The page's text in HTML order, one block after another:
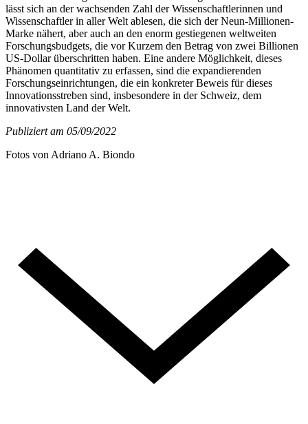
lässt sich an der wachsenden Zahl der Wissenschaftlerinnen und
Wissenschaftler in aller Welt ablesen, die sich der Neun-Millionen-
Marke nähert, aber auch an den enorm gestiegenen weltweiten
Forschungsbudgets, die vor Kurzem den Betrag von zwei Billionen
US-Dollar überschritten haben. Eine andere Möglichkeit, dieses
Phänomen quantitativ zu erfassen, sind die expandierenden
Forschungseinrichtungen, die ein konkreter Beweis für dieses
Innovationsstreben sind, insbesondere in der Schweiz, dem
innovativsten Land der Welt.
Publiziert am 05/09/2022
Fotos von Adriano A. Biondo